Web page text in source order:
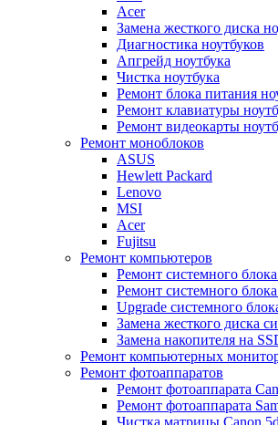
Acer
Замена жесткого диска
Диагностика ноутбуков
Апгрейд ноутбука
Чистка ноутбука
Ремонт блока питания
Ремонт клавиатуры
Ремонт видеокарты
Ремонт моноблоков
ASUS
Hewlett Packard
Lenovo
MSI
Acer
Fujitsu
Ремонт компьютеров
Ремонт системного
Ремонт системного
Upgrade системного
Замена жесткого диска
Замена накопителя на
Ремонт компьютерных
Ремонт фотоаппаратов
Ремонт фотоаппарата
Ремонт фотоаппарата
Чистка матрицы Canon